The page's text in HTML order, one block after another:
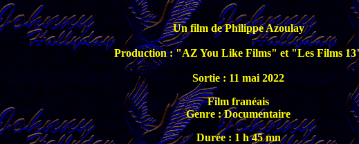
Un film de Philippe Azoulay
Production : "AZ You Like Films" et "Les Films
Sortie : 11 mai 2022
Film franéais
Genre : Documentaire
Durée : 1 h 45 mn